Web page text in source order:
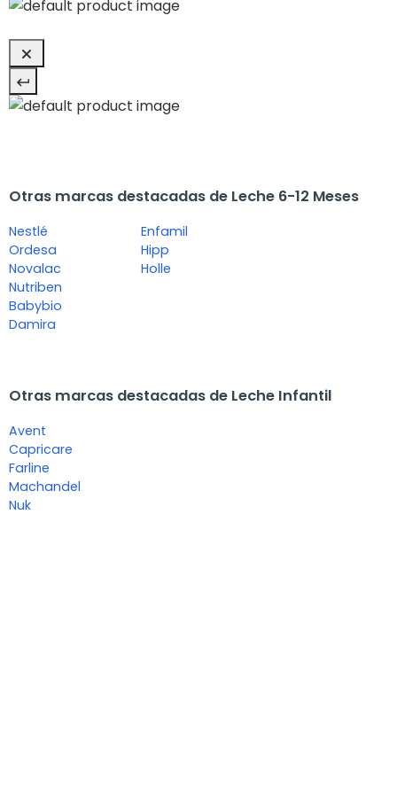
Otras marcas destacadas de Leche 6-12 Meses
Nestlé
Ordesa
Novalac
Nutriben
Babybio
Damira
Enfamil
Hipp
Holle
Otras marcas destacadas de Leche Infantil
Avent
Capricare
Farline
Machandel
Nuk